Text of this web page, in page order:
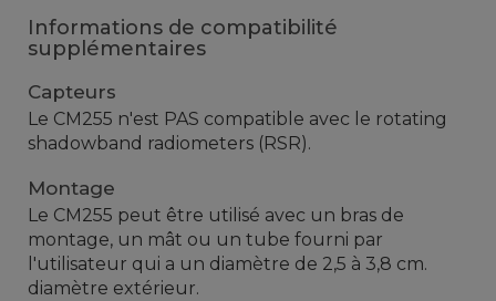
Informations de compatibilité
supplémentaires
Capteurs
Le CM255 n'est PAS compatible avec le rotating
shadowband radiometers (RSR).
Montage
Le CM255 peut être utilisé avec un bras de
montage, un mât ou un tube fourni par
l'utilisateur qui a un diamètre de 2,5 à 3,8 cm.
diamètre extérieur.